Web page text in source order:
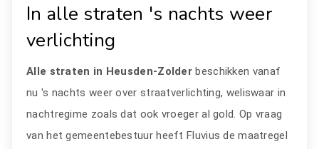
In alle straten 's nachts weer
verlichting
Alle straten in Heusden-Zolder beschikken vanaf
nu 's nachts weer over straatverlichting, weliswaar in
nachtregime zoals dat ook vroeger al gold. Op vraag
van het gemeentebestuur heeft Fluvius de maatregel